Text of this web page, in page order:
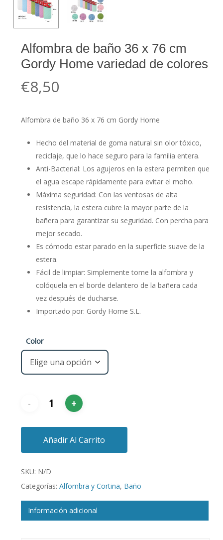
Alfombra de baño 36 x 76 cm
Gordy Home variedad de colores
€8,50
Alfombra de baño 36 x 76 cm Gordy Home
Hecho del material de goma natural sin olor tóxico,
reciclaje, que lo hace seguro para la familia entera.
Anti-Bacterial: Los agujeros en la estera permiten que
el agua escape rápidamente para evitar el moho.
Máxima seguridad: Con las ventosas de alta
resistencia, la estera cubre la mayor parte de la
bañera para garantizar su seguridad. Con percha para
mejor secado.
Es cómodo estar parado en la superficie suave de la
estera.
Fácil de limpiar: Simplemente tome la alfombra y
colóquela en el borde delantero de la bañera cada
vez después de ducharse.
Importado por: Gordy Home S.L.
Color
Añadir Al Carrito
SKU: N/D
Categorías: Alfombra y Cortina, Baño
Información adicional